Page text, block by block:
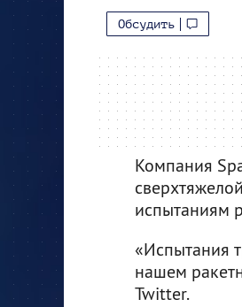
Обсудить
Компания
испытаниям
«Испытания
нашем
Twitter.